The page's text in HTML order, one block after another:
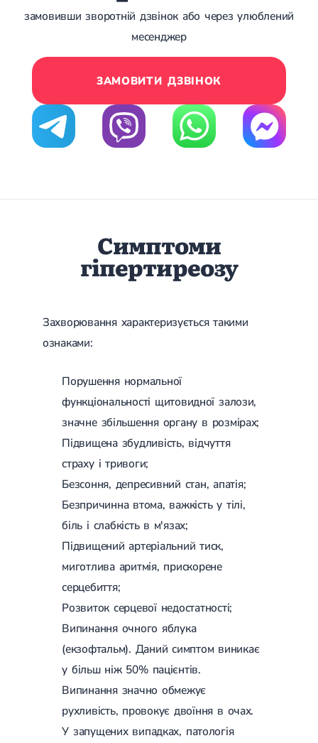
Лазерна терапія
Реабілітація після перелому
Реабілітація після ендопротезування
Реабілітація після артроскопії
Дерматологія
замовивши зворотній дзвінок або через улюблений
месенджер
ЗАМОВИТИ ДЗВІНОК
Симптоми
гіпертиреозу
Захворювання характеризується такими
ознаками:
Порушення нормальної
функціональності щитовидної залози,
значне збільшення органу в розмірах;
Підвищена збудливість, відчуття
страху і тривоги;
Безсоння, депресивний стан, апатія;
Безпричинна втома, важкість у тілі,
біль і слабкість в м'язах;
Підвищений артеріальний тиск,
миготлива аритмія, прискорене
серцебиття;
Розвиток серцевої недостатності;
Випинання очного яблука
(екзофтальм). Даний симптом виникає
у більш ніж 50% пацієнтів.
Випинання значно обмежує
рухливість, провокує двоїння в очах.
У запущених випадках, патологія